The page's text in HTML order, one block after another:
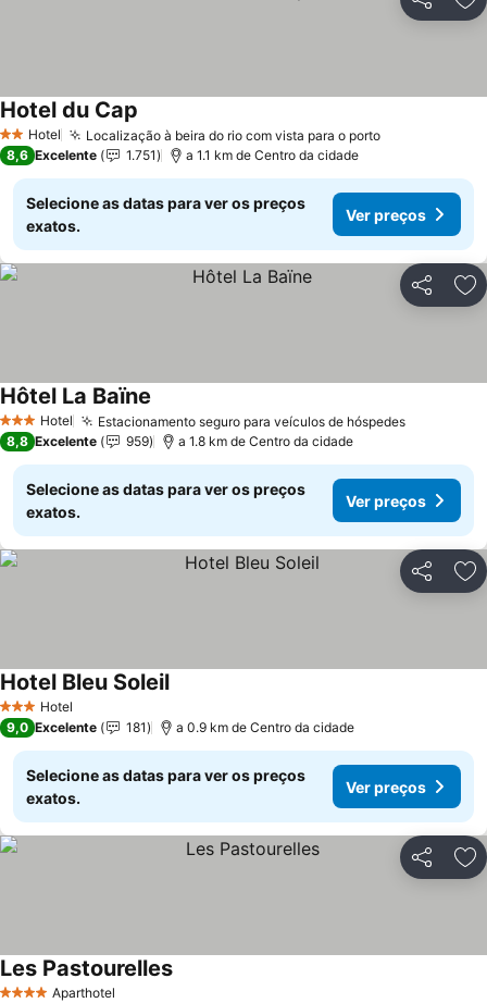
Partilhar
2 Estrelas
Hotel Localização à beira do rio com vista para o portoVer preços
Hotel du Cap
8,6 Excelente 1.751 a 1.1 km de Centro da cidade
Selecione as datas para ver os preços
exatos.
Ver preços
Partilhar
3 EstrelasHotel Estacionamento seguro para veículos de hóspedesVer
Hôtel La Baïne
8,8 Excelente 959 a 1.8 km de Centro da cidade
Selecione as datas para ver os preços
exatos.
Ver preços
Partilhar
3 EstrelasHotel
Hotel Bleu SoleilVer preços
9,0 Excelente 181 a 0.9 km de Centro da cidade
Selecione as datas para ver os preços
exatos.
Ver preços
Partilhar
4 EstrelasAparthotel
Les PastourellesVer preços